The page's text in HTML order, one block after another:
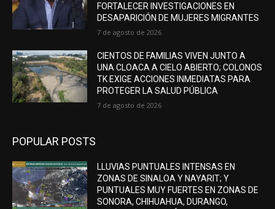
FORTALECER INVESTIGACIONES EN
DESAPARICIÓN DE MUJERES MIGRANTES
7 de agosto de 2026
CIENTOS DE FAMILIAS VIVEN JUNTO A
UNA CLOACA A CIELO ABIERTO; COLONOS
TK EXIGE ACCIONES INMEDIATAS PARA
PROTEGER LA SALUD PÚBLICA
7 de agosto de 2026
POPULAR POSTS
LLUVIAS PUNTUALES INTENSAS EN
ZONAS DE SINALOA Y NAYARIT; Y
PUNTUALES MUY FUERTES EN ZONAS DE
SONORA, CHIHUAHUA, DURANGO,